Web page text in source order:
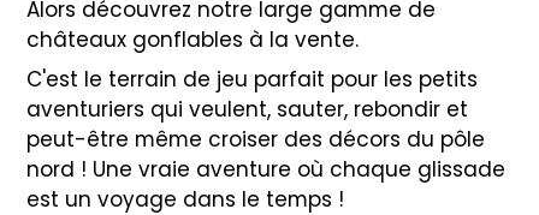
Alors découvrez notre large gamme de
châteaux gonflables à la vente.
C'est le terrain de jeu parfait pour les petits
aventuriers qui veulent, sauter, rebondir et
peut-être même croiser des décors du pôle
nord ! Une vraie aventure où chaque glissade
est un voyage dans le temps !